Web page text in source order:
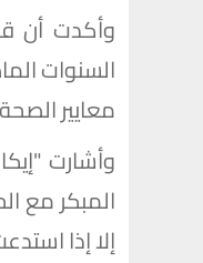
وأكدت أن
معايير
وأشارت
المبكر مع
إلا إذا